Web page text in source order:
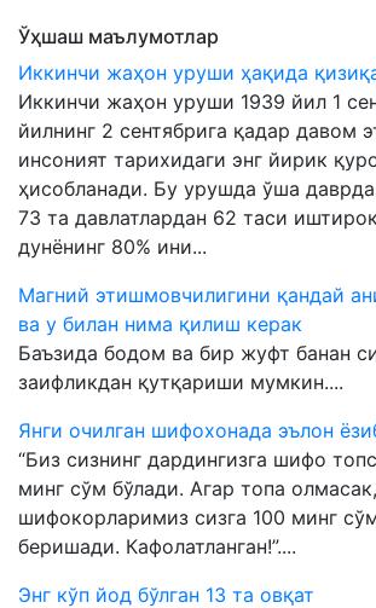
Ўҳшаш маълумотлар
Иккинчи жаҳон уруши ҳақида
Иккинчи жаҳон уруши 1939 йил 1
йилнинг 2 сентябрига қадар давом
инсоният тарихидаги энг йирик
ҳисобланади. Бу урушда ўша
73 та давлатлардан 62 таси
дунёнинг 80% ини...
Магний этишмовчилигини қандай
ва у билан нима қилиш керак
Баъзида бодом ва бир жуфт банан
заифликдан қутқариши мумкин....
Янги очилган шифохонада эълон
“Биз сизнинг дардингизга шифо
минг сўм бўлади. Агар топа
шифокорларимиз сизга 100 минг
беришади. Кафолатланган!”....
Энг кўп йод бўлган 13 та овқат